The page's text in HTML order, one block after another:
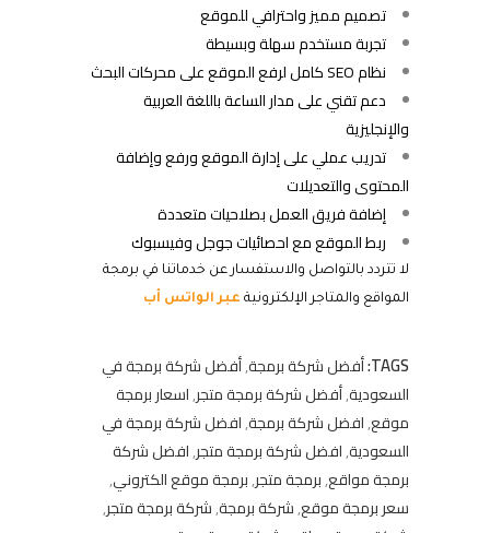
تصميم مميز واحترافي للموقع
تجربة مستخدم سهلة وبسيطة
نظام SEO كامل لرفع الموقع على محركات البحث
دعم تقني على مدار الساعة باللغة العربية
والإنجليزية
تدريب عملي على إدارة الموقع ورفع وإضافة
المحتوى والتعديلات
إضافة فريق العمل بصلاحيات متعددة
ربط الموقع مع احصائيات جوجل وفيسبوك
لا تتردد بالتواصل والاستفسار عن خدماتنا في برمجة
المواقع والمتاجر الإلكترونية عبر الواتس أب
TAGS: أفضل شركة برمجة,أفضل شركة برمجة في
السعودية,أفضل شركة برمجة متجر,اسعار برمجة
موقع,افضل شركة برمجة,افضل شركة برمجة في
السعودية,افضل شركة برمجة متجر,افضل شركة
برمجة مواقع,برمجة متجر,برمجة موقع الكتروني,
سعر برمجة موقع,شركة برمجة,شركة برمجة متجر,